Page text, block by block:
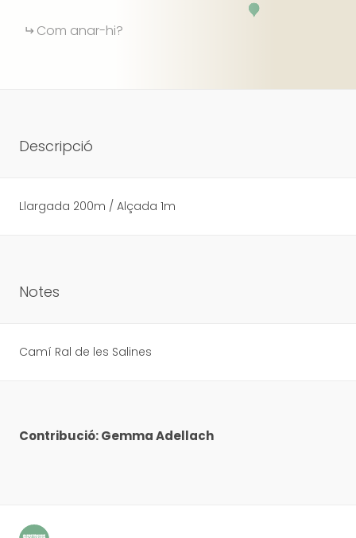
Com anar-hi?
Descripció
Llargada 200m / Alçada 1m
Notes
Camí Ral de les Salines
Contribució: Gemma Adellach